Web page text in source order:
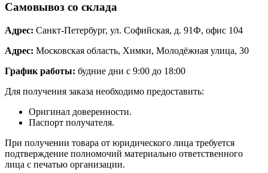
Самовывоз со склада
Адрес: Санкт-Петербург, ул. Софийская, д. 91Ф, офис 104
Адрес: Московская область, Химки, Молодёжная улица, 30
График работы: будние дни с 9:00 до 18:00
Для получения заказа необходимо предоставить:
Оригинал доверенности.
Паспорт получателя.
При получении товара от юридического лица требуется
подтверждение полномочий материально ответственного
лица с печатью организации.